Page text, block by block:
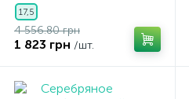
17,5
4 556.80 грн
1 823 грн /шт.